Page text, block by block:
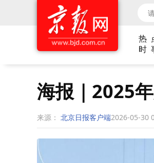
热
时
海报｜2025
来源： 北京日报客户端2026-05-30